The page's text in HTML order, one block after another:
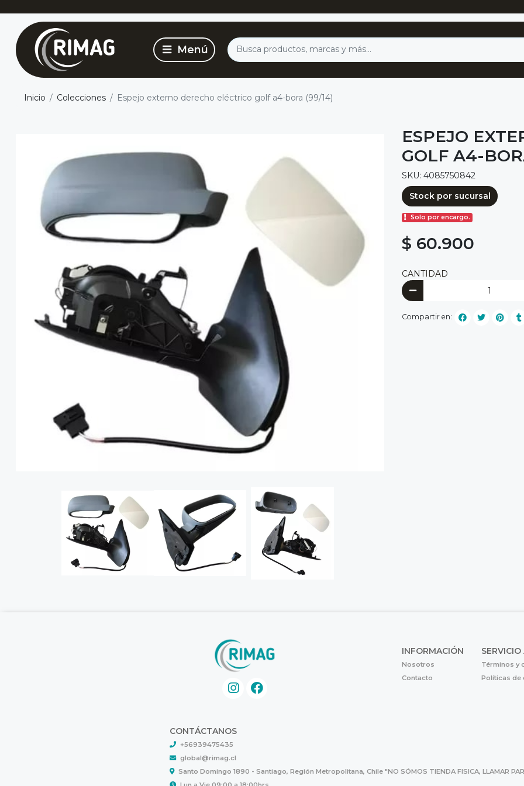
Inicio Colecciones Espejo externo derecho eléctrico golf a4-bora (99/14)
ESPEJO
GOLF A4-
SKU: 4085750842
Stock por sucursal
Solo por encargo.
$ 60.900
CANTIDAD
Compartir en:
INFORMACIÓN
Nosotros
Contacto
Términos y
Políticas de
CONTÁCTANOS
+56939475435
global@rimag.cl
Santo Domingo 1890 - Santiago, Región Metropolitana, Chile "NO SÓMOS TIENDA FISICA, LLAMAR